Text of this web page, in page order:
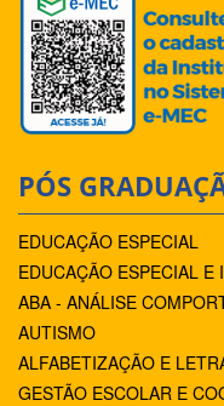
PÓS
EDUCAÇÃO ESPECIAL
EDUCAÇÃO ESPECIAL E
ABA - ANÁLISE
AUTISMO
ALFABETIZAÇÃO E
GESTÃO ESCOLAR E